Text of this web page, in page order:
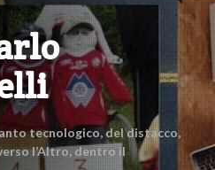
tecnologico, del distacco,
l’Altro, dentro il